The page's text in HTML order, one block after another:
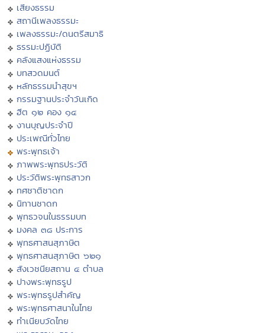
เสียงธรรม
สถานีเพลงธรรมะ
เพลงธรรมะ/ดนตรีสมาธิ
ธรรมะปฏิบัติ
คลังแสงแห่งธรรม
บทสวดมนต์
หลักธรรมนำสุขฯ
กรรมฐานประจำวันเกิด
ฮีต ๑๒ คอง ๑๔
งานบุญประจำปี
ประเพณีทั่วไทย
พระพุทธเจ้า
ภาพพระพุทธประวัติ
ประวัติพระพุทธสาวก
ทศชาติชาดก
นิทานชาดก
พุทธวจนในธรรมบท
มงคล ๓๘ ประการ
พุทธศาสนสุภาษิต
พุทธศาสนสุภาษิต ๖๒๑
สังเวชนียสถาน ๔ ตำบล
ปางพระพุทธรูป
พระพุทธรูปสำคัญ
พระพุทธศาสนาในไทย
ทำเนียบวัดไทย